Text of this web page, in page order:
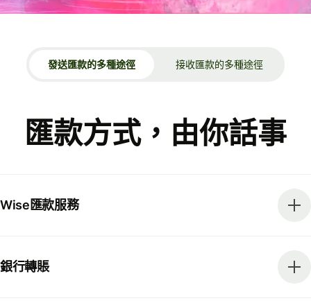
發送匯款的多種途徑 接收匯款的多種途徑
匯款方式，由你話事
Wise匯款服務
銀行轉賬